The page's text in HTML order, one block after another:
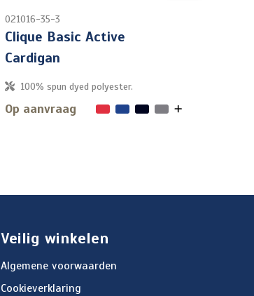
021016-35-3
Clique Basic Active
Cardigan
100% spun dyed polyester.
Op aanvraag
Veilig winkelen
Algemene voorwaarden
Cookieverklaring